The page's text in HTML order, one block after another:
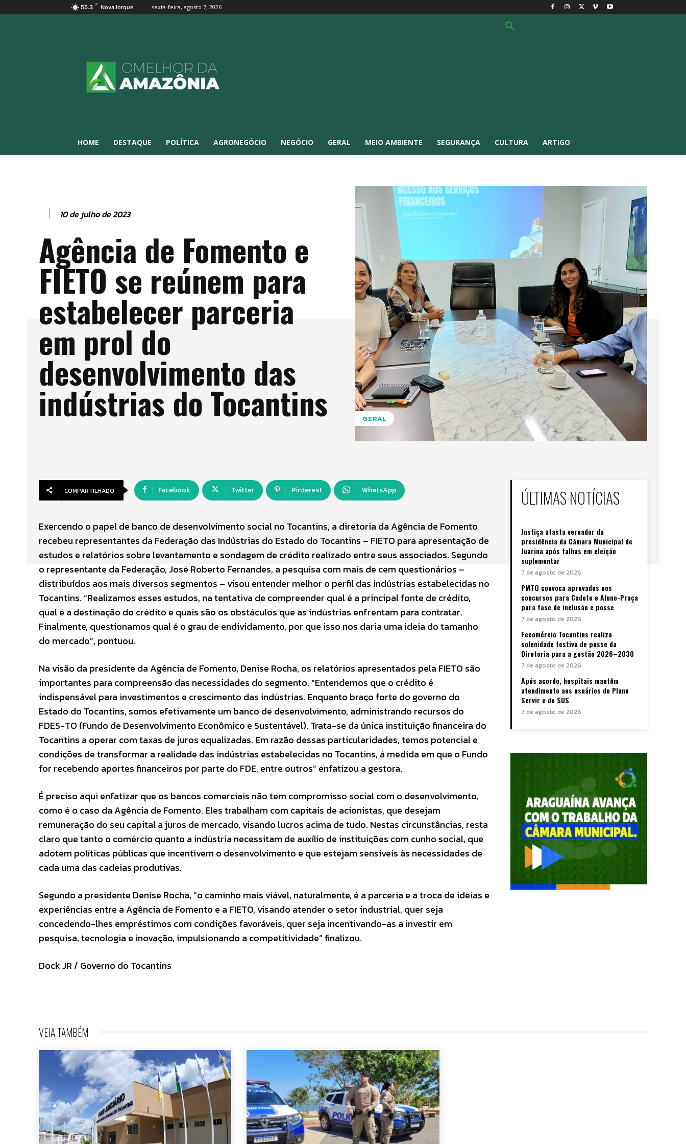
55.3 F Nova Iorque sexta-feira, agosto 7, 2026
HOME DESTAQUE POLÍTICA AGRONEGÓCIO NEGÓCIO GERAL MEIO AMBIENTE SEGURANÇA CULTURA ARTIGO
10 de julho de 2023
Agência de Fomento e
FIETO se reúnem para
estabelecer parceria
em prol do
desenvolvimento das
indústrias do Tocantins GERAL
COMPARTILHADO Facebook Twitter Pinterest WhatsApp
Exercendo o papel de banco de desenvolvimento social no Tocantins, a diretoria da Agência de Fomento
recebeu representantes da Federação das Indústrias do Estado do Tocantins – FIETO para apresentação de
estudos e relatórios sobre levantamento e sondagem de crédito realizado entre seus associados. Segundo
o representante da Federação, José Roberto Fernandes, a pesquisa com mais de cem questionários –
distribuídos aos mais diversos segmentos – visou entender melhor o perfil das indústrias estabelecidas no
Tocantins. “Realizamos esses estudos, na tentativa de compreender qual é a principal fonte de crédito,
qual é a destinação do crédito e quais são os obstáculos que as indústrias enfrentam para contratar.
Finalmente, questionamos qual é o grau de endividamento, por que isso nos daria uma ideia do tamanho
do mercado”, pontuou.
Na visão da presidente da Agência de Fomento, Denise Rocha, os relatórios apresentados pela FIETO são
importantes para compreensão das necessidades do segmento. “Entendemos que o crédito é
indispensável para investimentos e crescimento das indústrias. Enquanto braço forte do governo do
Estado do Tocantins, somos efetivamente um banco de desenvolvimento, administrando recursos do
FDES-TO (Fundo de Desenvolvimento Econômico e Sustentável). Trata-se da única instituição financeira do
Tocantins a operar com taxas de juros equalizadas. Em razão dessas particularidades, temos potencial e
condições de transformar a realidade das indústrias estabelecidas no Tocantins, à medida em que o Fundo
for recebendo aportes financeiros por parte do FDE, entre outros” enfatizou a gestora.
É preciso aqui enfatizar que os bancos comerciais não tem compromisso social com o desenvolvimento,
como é o caso da Agência de Fomento. Eles trabalham com capitais de acionistas, que desejam
remuneração do seu capital a juros de mercado, visando lucros acima de tudo. Nestas circunstâncias, resta
claro que tanto o comércio quanto a indústria necessitam de auxílio de instituições com cunho social, que
adotem políticas públicas que incentivem o desenvolvimento e que estejam sensíveis às necessidades de
cada uma das cadeias produtivas.
Segundo a presidente Denise Rocha, “o caminho mais viável, naturalmente, é a parceria e a troca de ideias e
experiências entre a Agência de Fomento e a FIETO, visando atender o setor industrial, quer seja
concedendo-lhes empréstimos com condições favoráveis, quer seja incentivando-as a investir em
pesquisa, tecnologia e inovação, impulsionando a competitividade” finalizou.
Dock JR / Governo do Tocantins
ÚLTIMAS NOTÍCIAS
Justiça afasta vereador da
presidência da Câmara Municipal de
Juarina após falhas em eleição
suplementar
7 de agosto de 2026
PMTO convoca aprovados nos
concursos para Cadete e Aluno-Praça
para fase de inclusão e posse
7 de agosto de 2026
Fecomércio Tocantins realiza
solenidade festiva de posse da
Diretoria para a gestão 2026–2030
7 de agosto de 2026
Após acordo, hospitais mantêm
atendimento aos usuários do Plano
Servir e do SUS
7 de agosto de 2026
VEJA TAMBÉM